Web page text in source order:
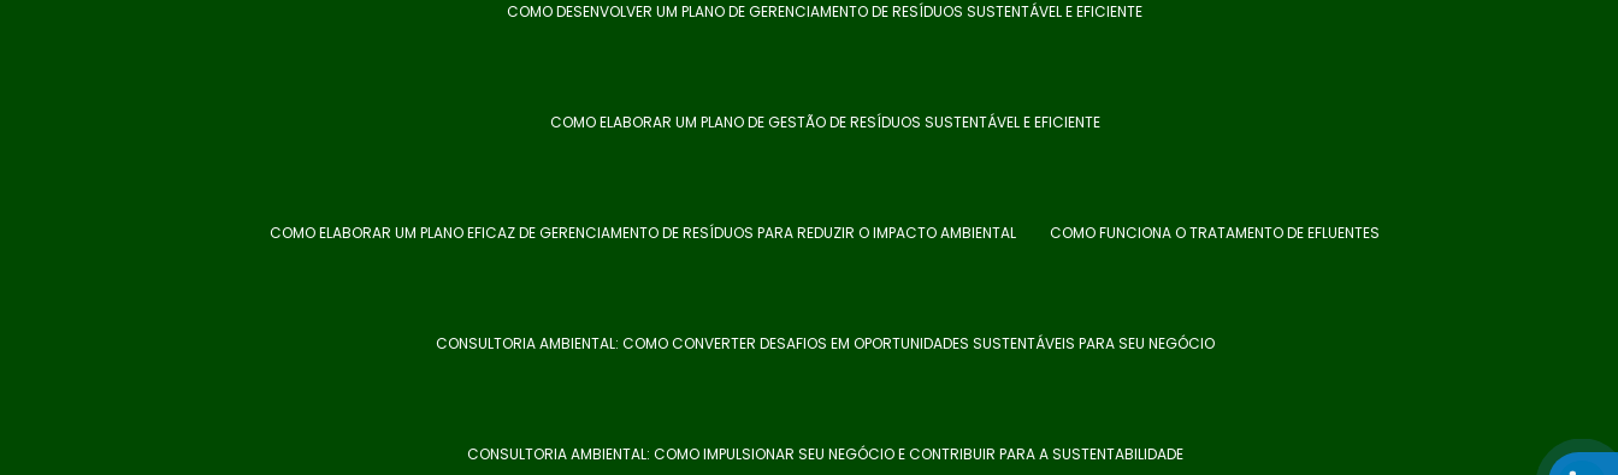
COMO DESENVOLVER UM PLANO DE GERENCIAMENTO DE RESÍDUOS SUSTENTÁVEL E EFICIENTE
COMO ELABORAR UM PLANO DE GESTÃO DE RESÍDUOS SUSTENTÁVEL E EFICIENTE
COMO ELABORAR UM PLANO EFICAZ DE GERENCIAMENTO DE RESÍDUOS PARA REDUZIR O IMPACTO AMBIENTAL COMO FUNCIONA O TRATAMENTO DE EFLUENTES
CONSULTORIA AMBIENTAL: COMO CONVERTER DESAFIOS EM OPORTUNIDADES SUSTENTÁVEIS PARA SEU NEGÓCIO
CONSULTORIA AMBIENTAL: COMO IMPULSIONAR SEU NEGÓCIO E CONTRIBUIR PARA A SUSTENTABILIDADE